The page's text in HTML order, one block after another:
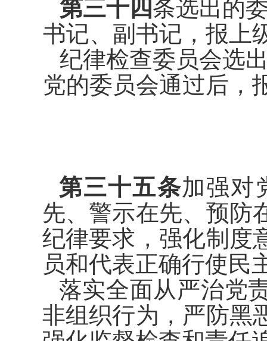
第三十四条选出的
书记、副 书记，报上
纪律检查委员会选
党的委员会通过后，
第三十五条加强对
先、警示在先、预防
纪律要求，强化制度
员和代表正确行使民
落实全面从严治党
非组织行为，严防黑